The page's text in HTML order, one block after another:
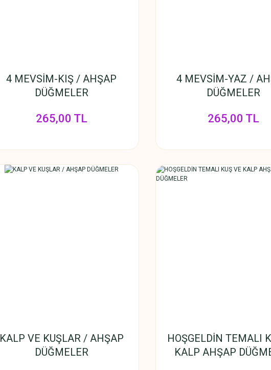
4 MEVSİM-KIŞ / AHŞAP
DÜĞMELER
265,00 TL
4 MEVSİM-YAZ /
DÜĞMELER
265,00 TL
KALP VE KUŞLAR / AHŞAP
DÜĞMELER
HOŞGELDİN TEMALI
KALP AHŞAP